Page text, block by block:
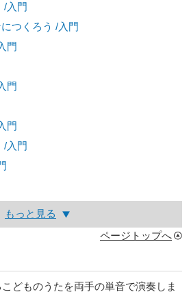
/入門
つくろう /入門
門
門
門
/入門
もっと見る
ページトップへ
どものうたを両手の単音で演奏しま